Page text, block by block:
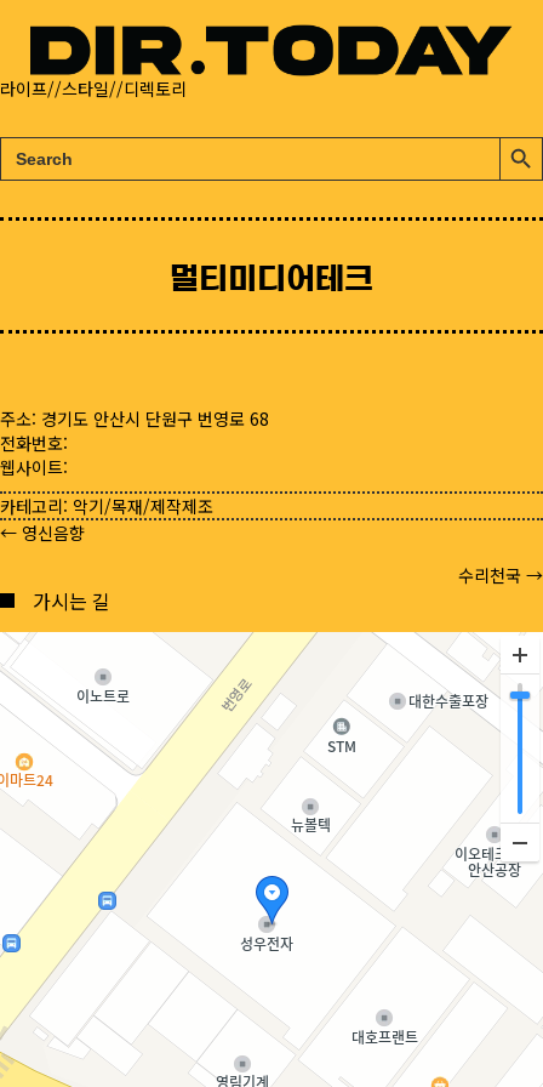
라이프//스타일//디렉토리
검
색:
검
색
튼
멀티미디어테크
주소: 경기도 안산시 단원구 번영로 68
전화번호:
웹사이트:
카테고리: 악기/목재/제작제조
Posts
navigation
← 영신음향
수리천국 →
가시는 길